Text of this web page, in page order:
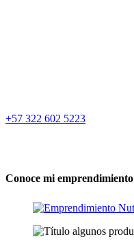
+57 322 602 5223
Conoce mi emprendimiento